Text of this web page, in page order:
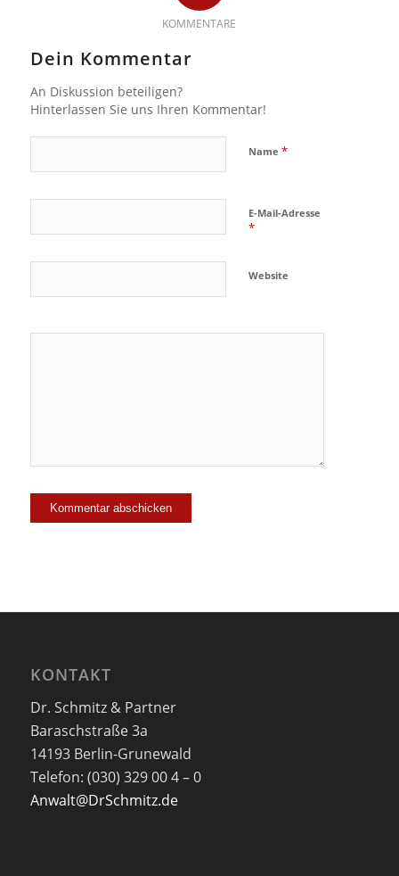
KOMMENTARE
Dein Kommentar
An Diskussion beteiligen?
Hinterlassen Sie uns Ihren Kommentar!
Name *
E-Mail-Adresse
*
Website
KONTAKT
Dr. Schmitz & Partner
Baraschstraße 3a
14193 Berlin-Grunewald
Telefon: (030) 329 00 4 – 0
Anwalt@DrSchmitz.de